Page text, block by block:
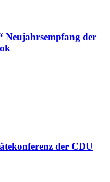
Neujahrsempfang der
der CDU